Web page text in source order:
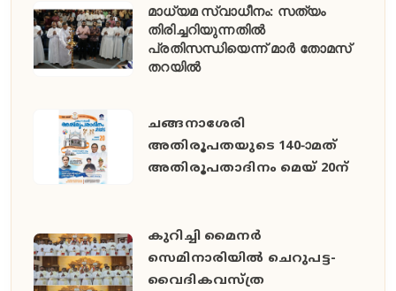
മാധ്യമ സ്വാധീനം: സത്യം
തിരിച്ചറിയുന്നതിൽ
പ്രതിസന്ധിയെന്ന് മാർ തോമസ്
തറയിൽ
ചങ്ങനാശേരി
അതിരൂപതയുടെ 140-ാമത്
അതിരൂപതാദിനം മെയ് 20ന്
കുറിച്ചി മൈനർ
സെമിനാരിയിൽ ചെറുപട്ട-
വൈദികവസ്ത്ര